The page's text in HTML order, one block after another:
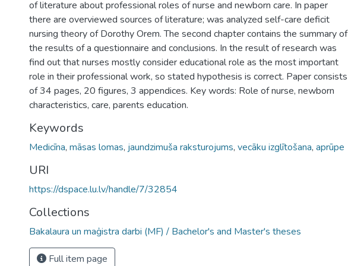
of literature about professional roles of nurse and newborn care. In paper
there are overviewed sources of literature; was analyzed self-care deficit
nursing theory of Dorothy Orem. The second chapter contains the summary of
the results of a questionnaire and conclusions. In the result of research was
find out that nurses mostly consider educational role as the most important
role in their professional work, so stated hypothesis is correct. Paper consists
of 34 pages, 20 figures, 3 appendices. Key words: Role of nurse, newborn
characteristics, care, parents education.
Keywords
Medicīna, māsas lomas, jaundzimuša raksturojums, vecāku izglītošana, aprūpe
URI
https://dspace.lu.lv/handle/7/32854
Collections
Bakalaura un maģistra darbi (MF) / Bachelor's and Master's theses
Full item page